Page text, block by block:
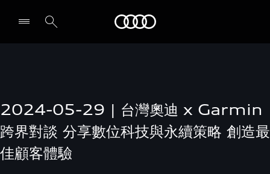
2024-05-29 | 台灣奧迪 x Garmin
跨界對談 分享數位科技與永續策略 創造最
佳顧客體驗